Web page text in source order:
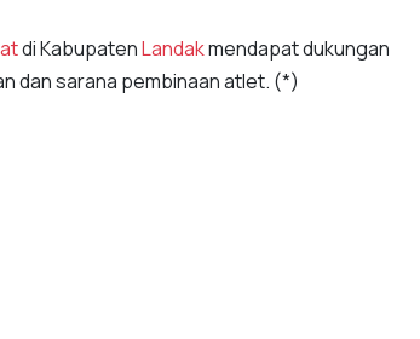
di KabupatenLandakmendapat dukungan
dan sarana pembinaan atlet. (*)